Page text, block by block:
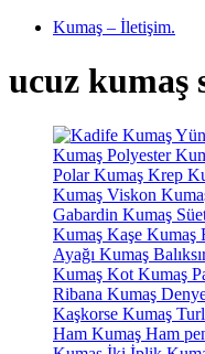
Kumaş – İletişim.
ucuz kumaş